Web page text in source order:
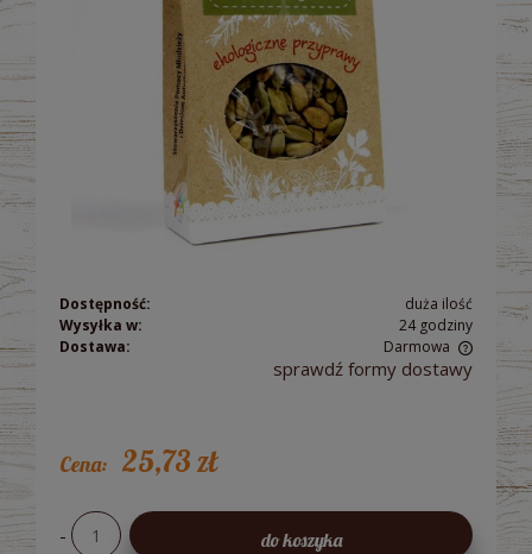
Dostępność:
duża ilość
Wysyłka w:
24 godziny
Dostawa:
Darmowa
Cena nie zawiera ewentualnych kosztów płatności
sprawdź formy dostawy
Cena: 25,73 zł
-
do koszyka